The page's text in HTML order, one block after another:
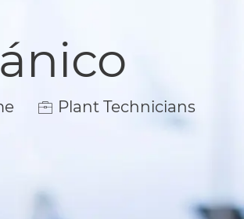
Plant Technicians